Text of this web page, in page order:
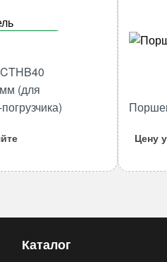
Количество
товара
Гидромолот
CTHB40
(для
(для
Цену
Каталог